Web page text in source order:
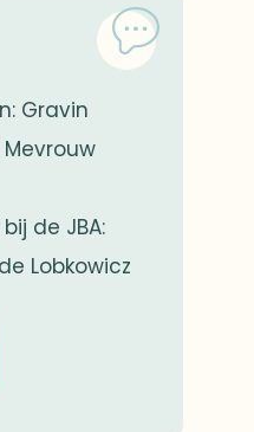
Gravin
de JBA:
Lobkowicz